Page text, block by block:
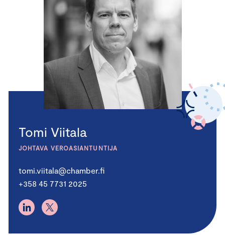
Tomi Viitala
JOHTAVA VEROASIANTUNTIJA
tomi.viitala@chamber.fi
+358 45 7731 2025